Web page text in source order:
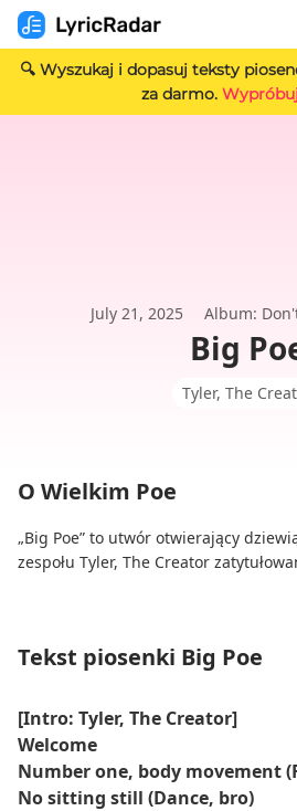
🔍 Wyszukaj i dopasuj teksty
za darmo.
July 21, 2025 Album:
Big
Tyler, The
O Wielkim Poe
„Big Poe” to utwór otwierający
zespołu Tyler, The Creator
SK8BRD, a wykorzystano w nim
Utwór, którego producentem jest sam
elementy hip-hopu, muzyki dance i
eklektycznemu stylowi albumu.
Tekst piosenki Big Poe
[Intro: Tyler, The Creator]
Welcome
Number one, body movement
No sitting still (Dance, bro)